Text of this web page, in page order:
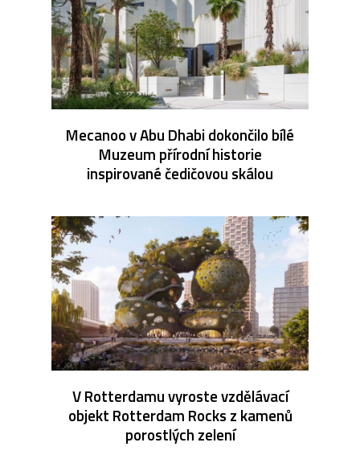
Mecanoo v Abu Dhabi dokončilo bílé
Muzeum přírodní historie
inspirované čedičovou skálou
V Rotterdamu vyroste vzdělávací
objekt Rotterdam Rocks z kamenů
porostlých zelení